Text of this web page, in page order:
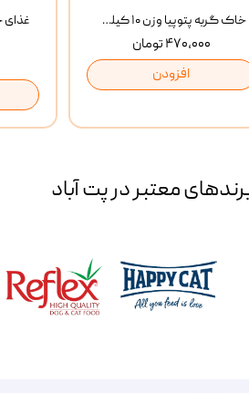
خاک گربه پتوپیا وزن ۱۰ کیلوگرم
۴۷۰,۰۰۰ تومان
افزودن
معتبر در پت آباد